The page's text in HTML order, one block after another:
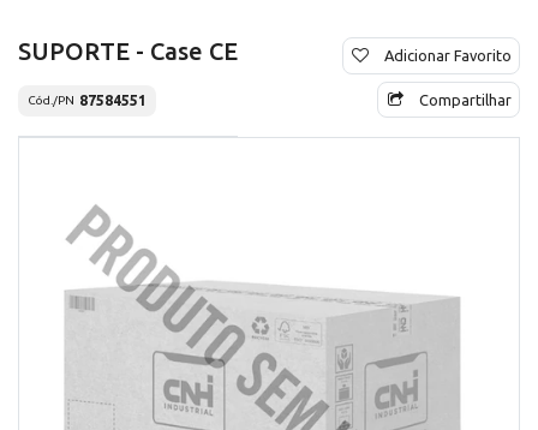
SUPORTE - Case CE
Cód./PN 87584551
Adicionar Favorito
Compartilhar